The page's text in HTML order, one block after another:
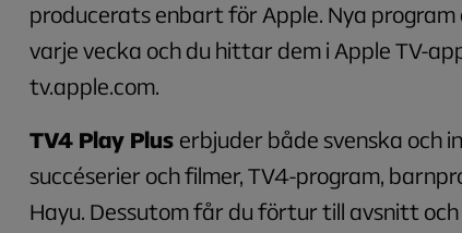
producerats enbart för Apple. Nya program
varje vecka och du hittar dem i Apple TV-
tv.apple.com.
TV4 Play Plus erbjuder både svenska och
succéserier och filmer, TV4-program,
Hayu. Dessutom får du förtur till avsnitt och